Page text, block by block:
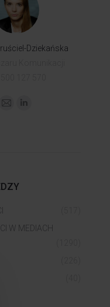
Dziekańska
W MEDIACH